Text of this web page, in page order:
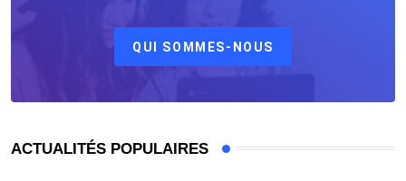
QUI SOMMES-NOUS
ACTUALITÉS POPULAIRES